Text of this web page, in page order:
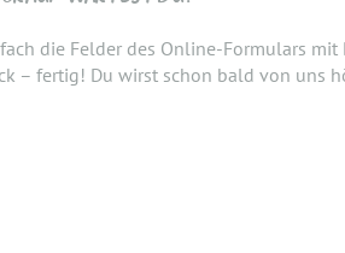
die Felder des Online-Formulars mit
– fertig! Du wirst schon bald von uns
Dokument hinzufügen? Hier kannst Du